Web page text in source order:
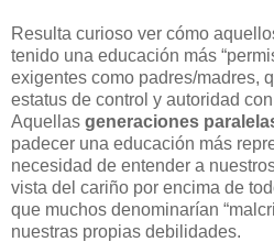
Resulta curioso ver cómo
tenido una educación más
exigentes como padres/madres,
estatus de control y autoridad
Aquellas generaciones
padecer una educación más
necesidad de entender a
vista del cariño por encima de
que muchos denominarían
nuestras propias debilidades.